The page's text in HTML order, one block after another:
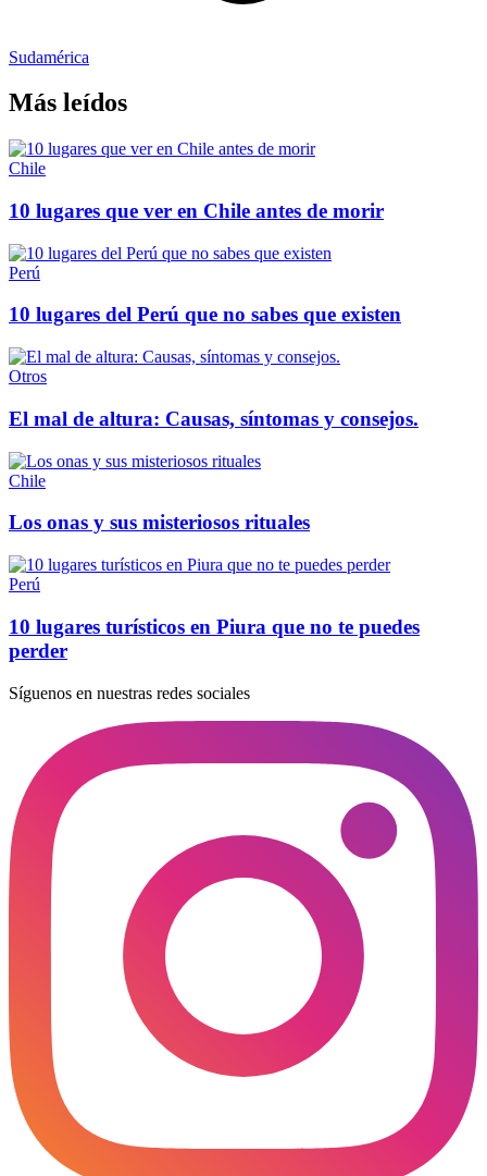
Sudamérica
Más leídos
Chile
10 lugares que ver en Chile antes de morir
Perú
10 lugares del Perú que no sabes que existen
Otros
El mal de altura: Causas, síntomas y consejos.
Chile
Los onas y sus misteriosos rituales
Perú
10 lugares turísticos en Piura que no te puedes
perder
Síguenos en nuestras redes sociales